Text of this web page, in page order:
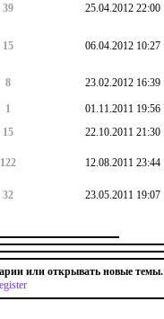
39 25.04.2012 22:00
15 06.04.2012 10:27
8 23.02.2012 16:39
1
01.11.2011 19:56
15
22.10.2011 21:30
122 12.08.2011 23:44
32
23.05.2011 19:07
или открывать новые темы.